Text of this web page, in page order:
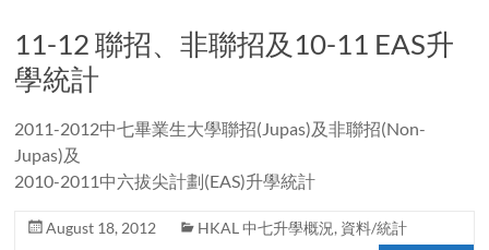
11-12 聯招、非聯招及10-11 EAS升
學統計
2011-2012中七畢業生大學聯招(Jupas)及非聯招(Non-
Jupas)及
2010-2011中六拔尖計劃(EAS)升學統計
August 18, 2012 HKAL 中七升學概況, 資料/統計